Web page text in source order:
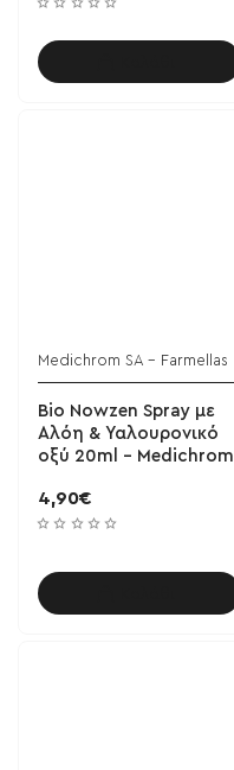
Medichrom SA - Farmellas
Bio Nowzen Spray με
Αλόη & Υαλουρονικό
οξύ 20ml - Medichrom
4,90€